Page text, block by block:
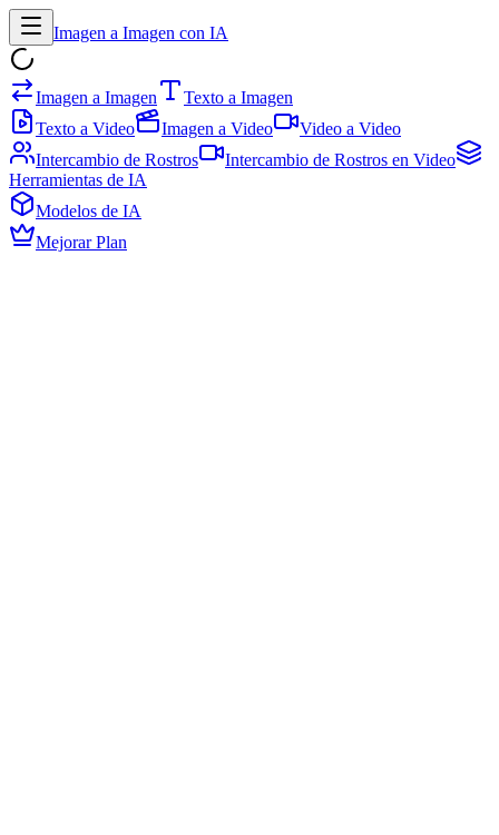
Imagen a Imagen con IA
Imagen a Imagen
Texto a Imagen
Texto a Video
Imagen a Video
Video a Video
Intercambio de Rostros
Intercambio de Rostros en Video
Herramientas de IA
Modelos de IA
Mejorar Plan